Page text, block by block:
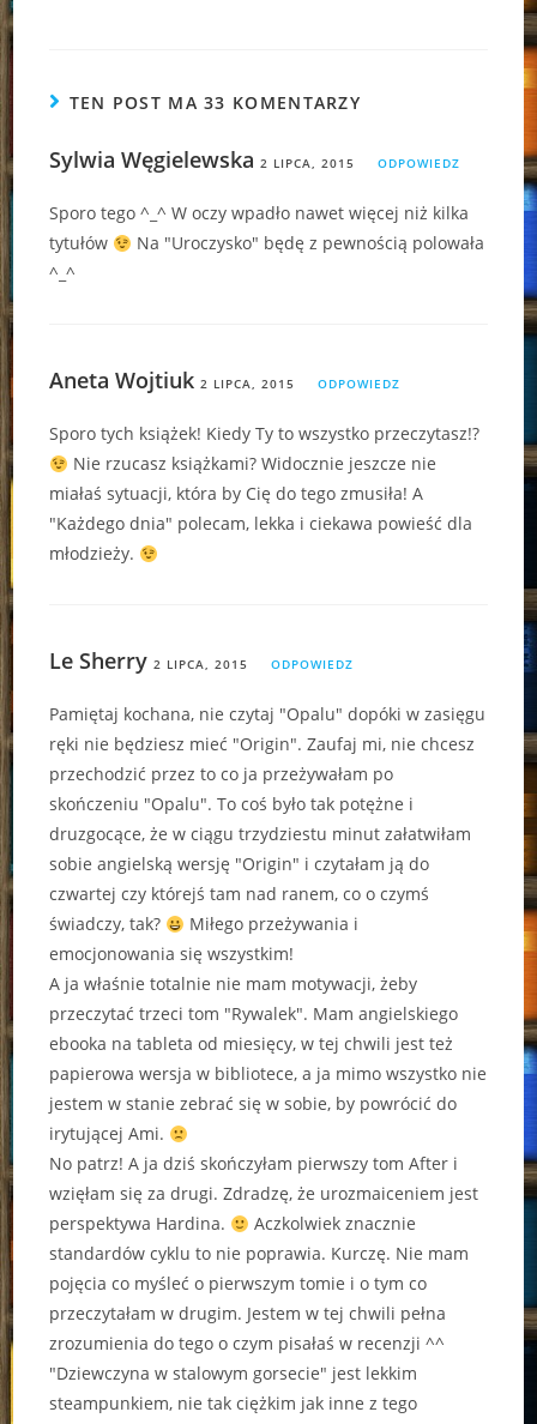
TEN POST MA 33 KOMENTARZY
Sylwia Węgielewska 2 LIPCA, 2015 ODPOWIEDZ
Sporo tego ^_^ W oczy wpadło nawet więcej niż kilka
tytułów
Na "Uroczysko" będę z pewnością polowała
^_^
Aneta Wojtiuk 2 LIPCA, 2015 ODPOWIEDZ
Sporo tych książek! Kiedy Ty to wszystko przeczytasz!?
Nie rzucasz książkami? Widocznie jeszcze nie
miałaś sytuacji, która by Cię do tego zmusiła! A
"Każdego dnia" polecam, lekka i ciekawa powieść dla
młodzieży.
Le Sherry 2 LIPCA, 2015 ODPOWIEDZ
Pamiętaj kochana, nie czytaj "Opalu" dopóki w zasięgu
ręki nie będziesz mieć "Origin". Zaufaj mi, nie chcesz
przechodzić przez to co ja przeżywałam po
skończeniu "Opalu". To coś było tak potężne i
druzgocące, że w ciągu trzydziestu minut załatwiłam
sobie angielską wersję "Origin" i czytałam ją do
czwartej czy którejś tam nad ranem, co o czymś
świadczy, tak?
Miłego przeżywania i
emocjonowania się wszystkim!
A ja właśnie totalnie nie mam motywacji, żeby
przeczytać trzeci tom "Rywalek". Mam angielskiego
ebooka na tableta od miesięcy, w tej chwili jest też
papierowa wersja w bibliotece, a ja mimo wszystko nie
jestem w stanie zebrać się w sobie, by powrócić do
irytującej Ami.
No patrz! A ja dziś skończyłam pierwszy tom After i
wzięłam się za drugi. Zdradzę, że urozmaiceniem jest
perspektywa Hardina.
Aczkolwiek znacznie
standardów cyklu to nie poprawia. Kurczę. Nie mam
pojęcia co myśleć o pierwszym tomie i o tym co
przeczytałam w drugim. Jestem w tej chwili pełna
zrozumienia do tego o czym pisałaś w recenzji ^^
"Dziewczyna w stalowym gorsecie" jest lekkim
steampunkiem, nie tak ciężkim jak inne z tego